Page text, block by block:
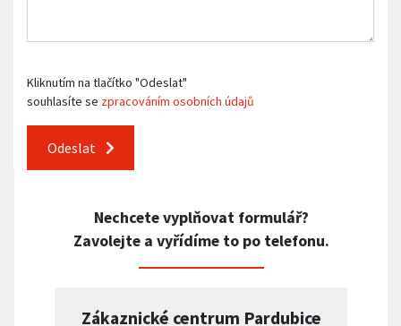
Kliknutím na tlačítko "Odeslat"
souhlasíte se zpracováním osobních údajů
Odeslat
Nechcete vyplňovat formulář?
Zavolejte a vyřídíme to po telefonu.
Zákaznické centrum Pardubice